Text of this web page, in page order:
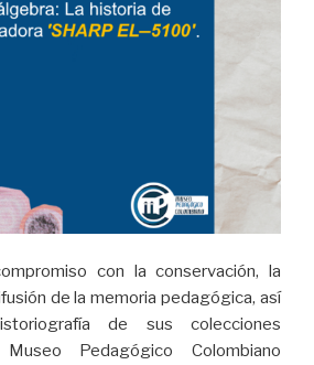
con la conservación, la
de la memoria pedagógica, así
de sus colecciones
Pedagógico Colombiano